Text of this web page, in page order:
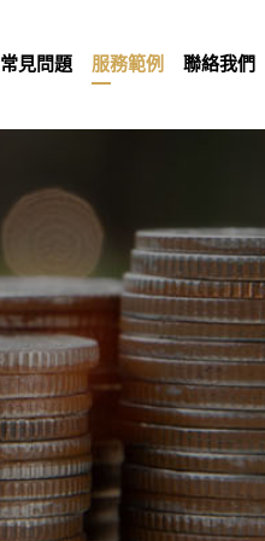
常見問題 服務範例 聯絡我們